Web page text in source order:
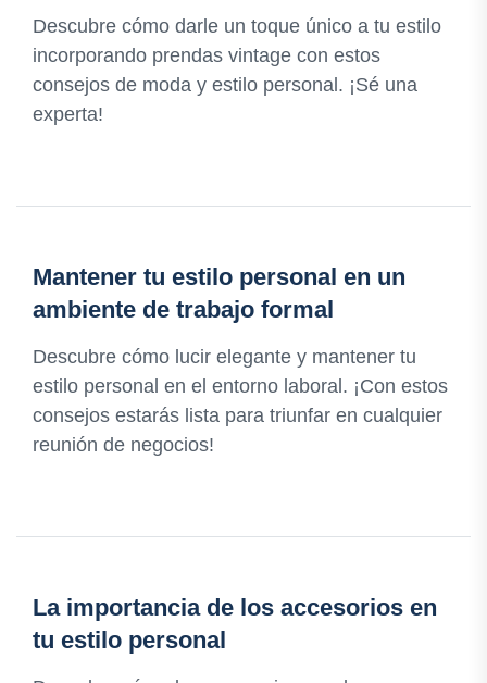
Descubre cómo darle un toque único a tu estilo
incorporando prendas vintage con estos
consejos de moda y estilo personal. ¡Sé una
experta!
Mantener tu estilo personal en un
ambiente de trabajo formal
Descubre cómo lucir elegante y mantener tu
estilo personal en el entorno laboral. ¡Con estos
consejos estarás lista para triunfar en cualquier
reunión de negocios!
La importancia de los accesorios en
tu estilo personal